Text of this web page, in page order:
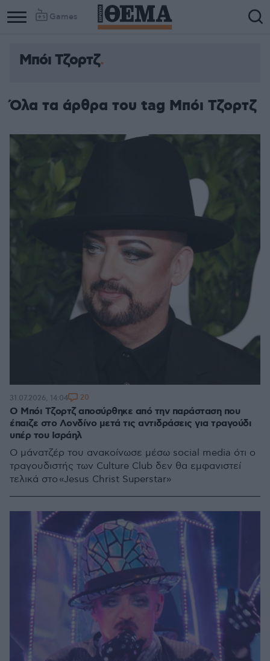
Games
Μπόι Τζορτζ
Όλα τα άρθρα του tag Μπόι Τζορτζ
Ο Μπόι Τζορτζ αποσύρθηκε από την παράσταση που
έπαιζε στο Λονδίνο μετά τις αντιδράσεις για τραγούδι
υπέρ του Ισράηλ
Ο μάνατζέρ του ανακοίνωσε μέσω social media ότι ο
τραγουδιστής των Culture Club δεν θα εμφανιστεί
τελικά στο «Jesus Christ Superstar»
31.07.2026, 14:04 20